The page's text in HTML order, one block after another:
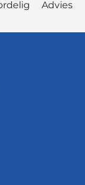
Advies